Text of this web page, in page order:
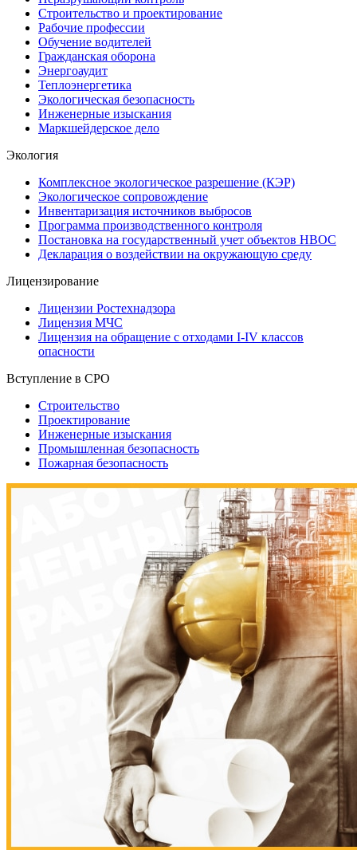
Строительство и проектирование
Рабочие профессии
Обучение водителей
Гражданская оборона
Энергоаудит
Теплоэнергетика
Экологическая безопасность
Инженерные изыскания
Маркшейдерское дело
Экология
Комплексное экологическое разрешение (КЭР)
Экологическое сопровождение
Инвентаризация источников выбросов
Программа производственного контроля
Постановка на государственный учет объектов НВОС
Декларация о воздействии на окружающую среду
Лицензирование
Лицензии Ростехнадзора
Лицензия МЧС
Лицензия на обращение с отходами I-IV классов
опасности
Вступление в СРО
Строительство
Проектирование
Инженерные изыскания
Промышленная безопасность
Пожарная безопасность